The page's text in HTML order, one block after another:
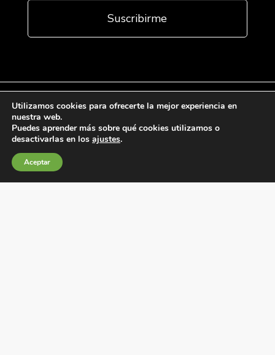
Condiciones generales de venta
Política de Calidad
Utilizamos cookies para ofrecerte la mejor experiencia en
nuestra web.
Puedes aprender más sobre qué cookies utilizamos o
desactivarlas en los ajustes.
Aceptar